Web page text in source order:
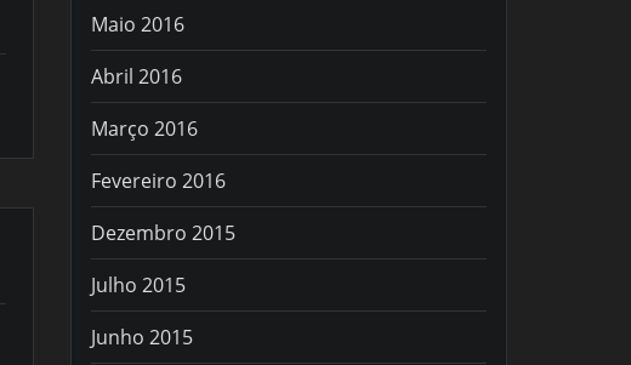
Maio 2016
Abril 2016
Março 2016
Fevereiro 2016
Dezembro 2015
Julho 2015
Junho 2015